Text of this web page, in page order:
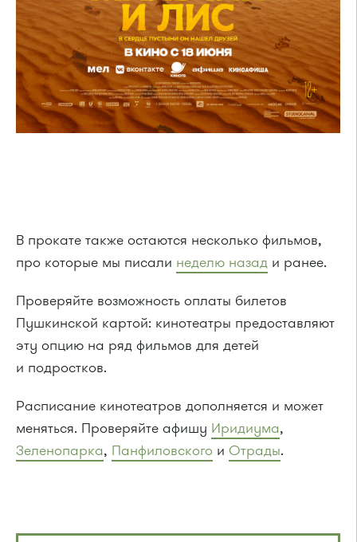
В прокате также остаются несколько фильмов,
про которые мы писали неделю назад и ранее.
Проверяйте возможность оплаты билетов
Пушкинской картой: кинотеатры предоставляют
эту опцию на ряд фильмов для детей
и подростков.
Расписание кинотеатров дополняется и может
меняться. Проверяйте афишу Иридиума,
Зеленопарка, Панфиловского и Отрады.